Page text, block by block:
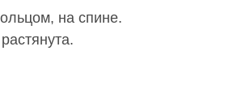
на спине.